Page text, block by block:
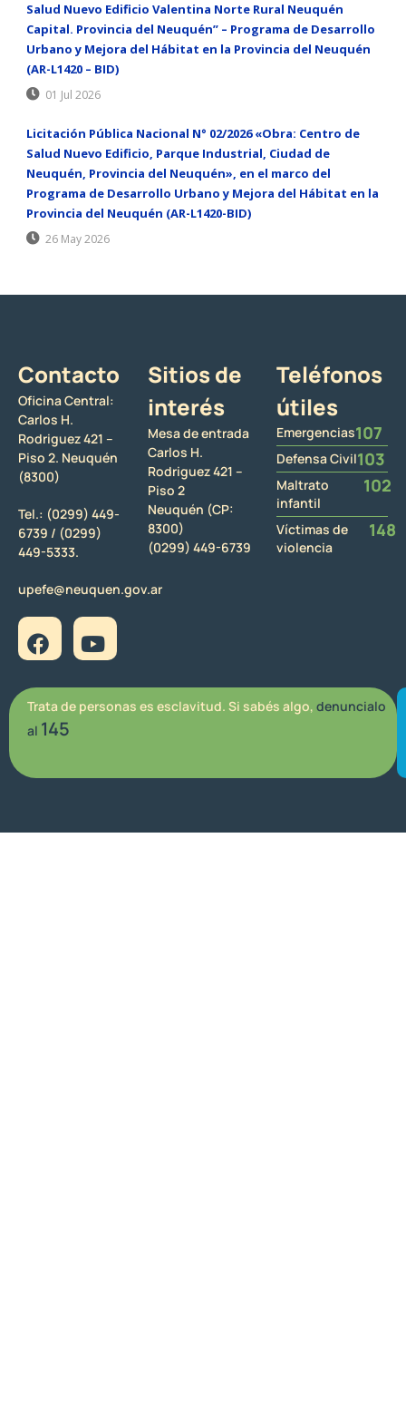
Salud Nuevo Edificio Valentina Norte Rural Neuquén
Capital. Provincia del Neuquén” – Programa de Desarrollo
Urbano y Mejora del Hábitat en la Provincia del Neuquén
(AR-L1420 – BID)
01 Jul 2026
Licitación Pública Nacional N° 02/2026 «Obra: Centro de
Salud Nuevo Edificio, Parque Industrial, Ciudad de
Neuquén, Provincia del Neuquén», en el marco del
Programa de Desarrollo Urbano y Mejora del Hábitat en la
Provincia del Neuquén (AR-L1420-BID)
26 May 2026
Contacto
Oficina Central:
Carlos H.
Rodriguez 421 –
Piso 2. Neuquén
(8300)
Tel.: (0299) 449-
6739 / (0299)
449-5333.
upefe@neuquen.gov.ar
Sitios de
interés
Mesa de entrada
Carlos H.
Rodriguez 421 –
Piso 2
Neuquén (CP:
8300)
(0299) 449-6739
Teléfonos
útiles
Emergencias107
Defensa Civil103
Maltrato
infantil
102
Víctimas de
violencia
148
Trata de personas es esclavitud. Si sabés algo, denuncialo
al 145